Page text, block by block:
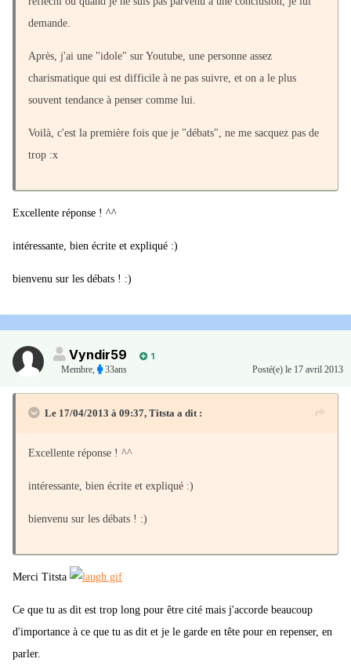
demande.
Après, j'ai une "idole" sur Youtube, une personne assez
charismatique qui est difficile à ne pas suivre, et on a le plus
souvent tendance à penser comme lui.
Voilà, c'est la première fois que je "débats", ne me sacquez pas de
trop :x
Excellente réponse ! ^^
intéressante, bien écrite et expliqué :)
bienvenu sur les débats ! :)
Vyndir59
1
Membre
33ans Posté(e) le 17 avril 2013
Le 17/04/2013 à 09:37, Titsta a dit :
Excellente réponse ! ^^
intéressante, bien écrite et expliqué :)
bienvenu sur les débats ! :)
Merci Titsta
Ce que tu as dit est trop long pour être cité mais j'accorde beaucoup
d'importance à ce que tu as dit et je le garde en tête pour en repenser, en
parler.